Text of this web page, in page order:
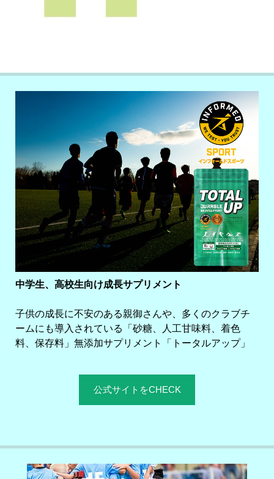
中学生、高校生向け成長サプリメント
子供の成長に不安のある親御さんや、多くのクラブチ
ームにも導入されている「砂糖、人工甘味料、着色
料、保存料」無添加サプリメント「トータルアップ」
公式サイトをCHECK